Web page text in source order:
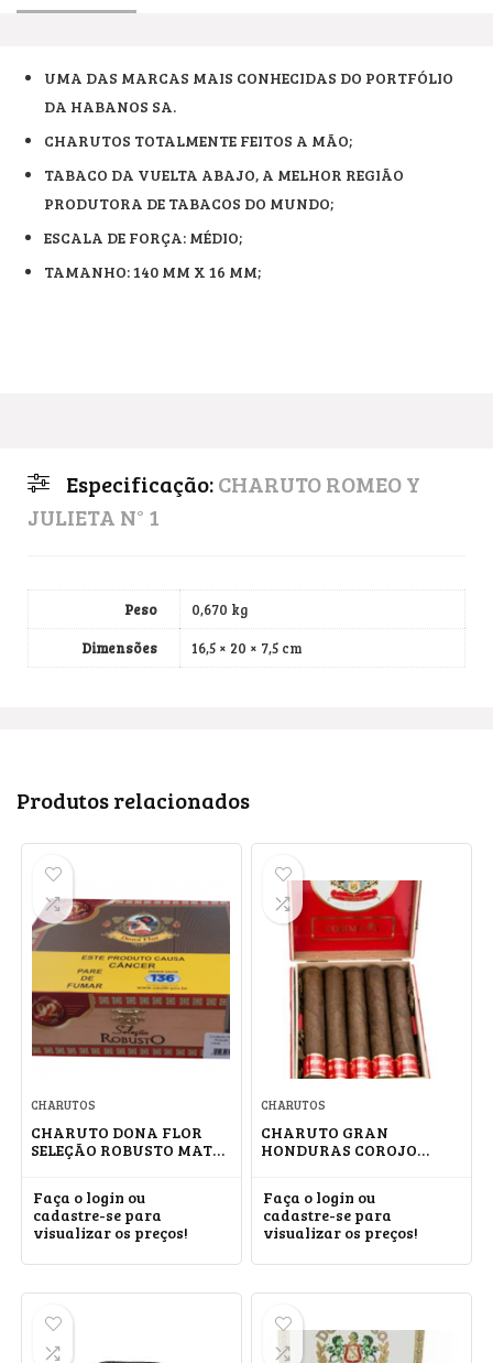
UMA DAS MARCAS MAIS CONHECIDAS DO PORTFÓLIO
DA HABANOS SA.
CHARUTOS TOTALMENTE FEITOS A MÃO;
TABACO DA VUELTA ABAJO, A MELHOR REGIÃO
PRODUTORA DE TABACOS DO MUNDO;
ESCALA DE FORÇA: MÉDIO;
TAMANHO: 140 MM X 16 MM;
Especificação:CHARUTO ROMEO Y
JULIETA N° 1
Peso
0,670 kg
Dimensões
16,5 × 20 × 7,5 cm
Produtos relacionados
CHARUTOS
CHARUTO DONA FLOR
SELEÇÃO ROBUSTO MATA
Faça o login ou
cadastre-se para
visualizar os preços!
CHARUTOS
CHARUTO GRAN
HONDURAS COROJO
Faça o login ou
cadastre-se para
visualizar os preços!